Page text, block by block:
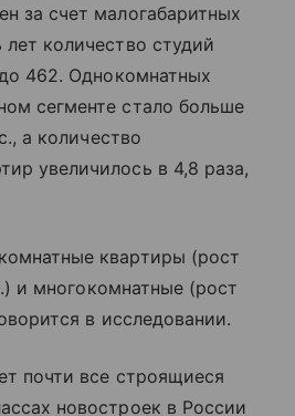
за счет малогабаритных
количество студий
462. Однокомнатных
сегменте стало больше
а количество
увеличилось в 4,8 раза,
квартиры (рост
и многокомнатные (рост
в исследовании.
почти все строящиеся
новостроек в России